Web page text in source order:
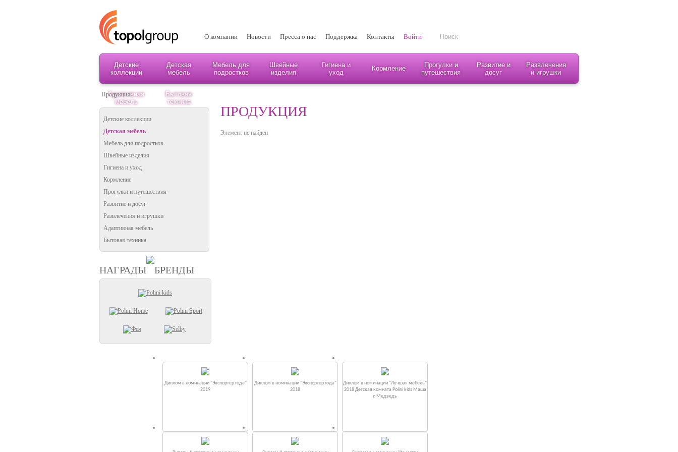
О компании Новости Пресса о нас Поддержка Контакты Войти
Детские
коллекции
Детская
мебель
Мебель для
подростков
Швейные
изделия
Гигиена и
уход
Кормление
Прогулки и
путешествия
Развитие и
досуг
Развлечения
и игрушки
Адаптивная
мебель
Бытовая
техника
Продукция
Детские коллекции
Детская мебель
Мебель для подростков
Швейные изделия
Гигиена и уход
Кормление
Прогулки и путешествия
Развитие и досуг
Развлечения и игрушки
Адаптивная мебель
Бытовая техника
НАГРАДЫ БРЕНДЫ
ПРОДУКЦИЯ
Элемент не найден
Диплом в номинации "Экспортер года"
2019
Диплом в номинации "Экспортер года"
2018
Диплом в номинации "Лучшая мебель"
2018 Детская комната Polini kids Маша
и Медведь